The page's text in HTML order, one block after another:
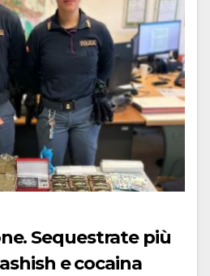
Sequestrate più
e cocaina